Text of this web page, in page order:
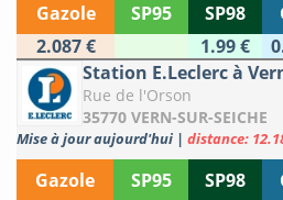
Gazole SP95 SP98
2.087 €
1.99 €
Station E.Leclerc à
Rue de l'Orson
35770 VERN-SUR-SEICHE
Mise à jour aujourd'hui | distance:
Gazole SP95 SP98